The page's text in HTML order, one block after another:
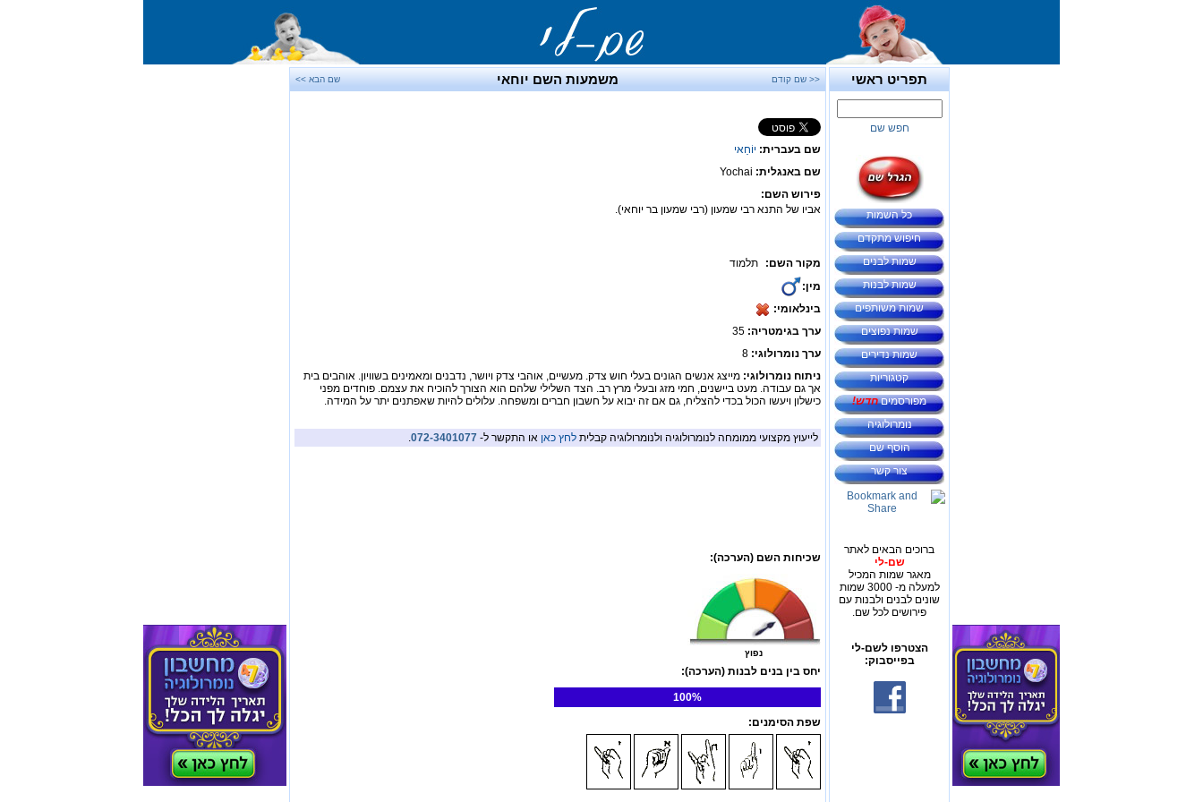
תפריט ראשי
חפש שם
כל השמות
חיפוש מתקדם
שמות לבנים
שמות לבנות
שמות משותפים
שמות נפוצים
שמות נדירים
קטגוריות
מפורסמיםחדש!
נומרולוגיה
הוסף שם
צור קשר
ברוכים הבאים לאתר
שם-לי
מאגר שמות המכיל
למעלה מ- 3000 שמות
שונים לבנים ולבנות עם
פירושים לכל שם.
הצטרפו לשם-לי
בפייסבוק:
<< שם קודם משמעות השם יוחאי שם הבא >>
שם בעברית: יוֹחַאי
שם באנגלית: Yochai
פירוש השם:
אביו של התנא רבי שמעון (רבי שמעון בר יוחאי).
מקור השם:
תלמוד
מין:
בינלאומי:
ערך בגימטריה:
ערך נומרולוגי: 8
ניתוח נומרולוגי: מייצג אנשים הגונים בעלי חוש צדק. מעשיים, אוהבי צדק ויושר, נדבנים ומאמינים בשוויון. אוהבים בית
אך גם עבודה. מעט ביישנים, חמי מזג ובעלי מרץ רב. הצד השלילי שלהם הוא הצורך להוכיח את עצמם. פוחדים מפני
כישלון ויעשו הכול בכדי להצליח, גם אם זה יבוא על חשבון חברים ומשפחה. עלולים להיות שאפתנים יתר על המידה.
לייעוץ מקצועי ממומחה לנומרולוגיה ולנומרולוגיה קבלית לחץ כאן או התקשר ל- 072-3401077
.
שכיחות השם (הערכה):
נפוץ
יחס בין בנים לבנות (הערכה):
100%
שפת הסימנים: